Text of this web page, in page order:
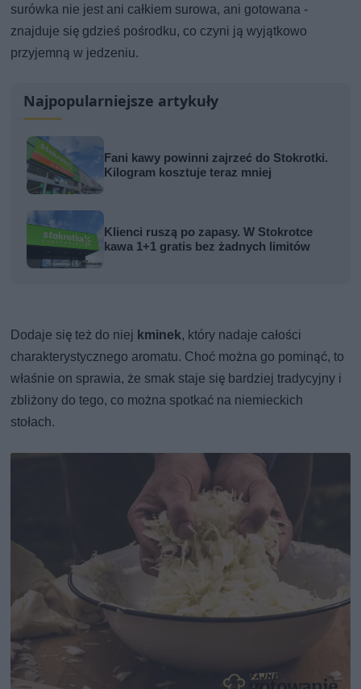
surówka nie jest ani całkiem surowa, ani gotowana -
znajduje się gdzieś pośrodku, co czyni ją wyjątkowo
przyjemną w jedzeniu.
Najpopularniejsze artykuły
Fani kawy powinni zajrzeć do Stokrotki.
Kilogram kosztuje teraz mniej
Klienci ruszą po zapasy. W Stokrotce
kawa 1+1 gratis bez żadnych limitów
Dodaje się też do niej kminek, który nadaje całości
charakterystycznego aromatu. Choć można go pominąć, to
właśnie on sprawia, że smak staje się bardziej tradycyjny i
zbliżony do tego, co można spotkać na niemieckich
stołach.